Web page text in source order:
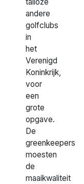
andere
golfclubs
in
het
Verenigd
Koninkrijk,
voor
een
grote
opgave.
De
greenkeepers
moesten
de
maaikwaliteit